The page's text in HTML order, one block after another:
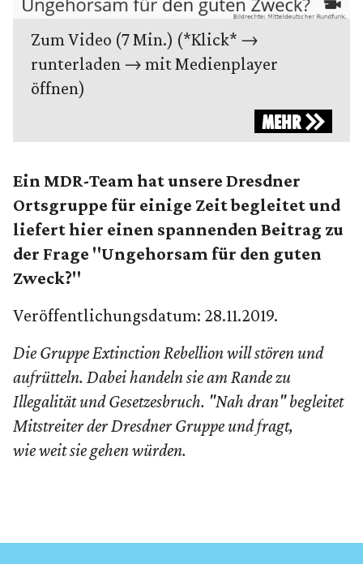
Zum Video (7 Min.) (*Klick* →
runterladen → mit Medienplayer
öffnen)
MEHR
Ein MDR-Team hat unsere Dresdner
Ortsgruppe für einige Zeit begleitet und
liefert hier einen spannenden Beitrag zu
der Frage "Ungehorsam für den guten
Zweck?"
Veröffentlichungsdatum: 28.11.2019.
Die Gruppe Extinction Rebellion will stören und
aufrütteln. Dabei handeln sie am Rande zu
Illegalität und Gesetzesbruch. "Nah dran" begleitet
Mitstreiter der Dresdner Gruppe und fragt,
wie weit sie gehen würden.